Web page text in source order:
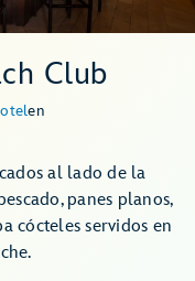
Club
en
al lado de la
panes planos,
cócteles servidos en